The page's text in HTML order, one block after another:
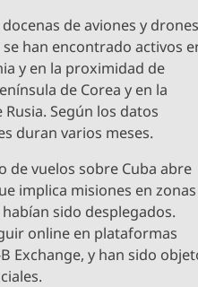
de aviones y
han encontrado activos
y en la proximidad de
de Corea y en la
Según los datos
duran varios meses.
de vuelos sobre Cuba abre
implica misiones en zonas
sido desplegados.
online en plataformas
Exchange, y han sido